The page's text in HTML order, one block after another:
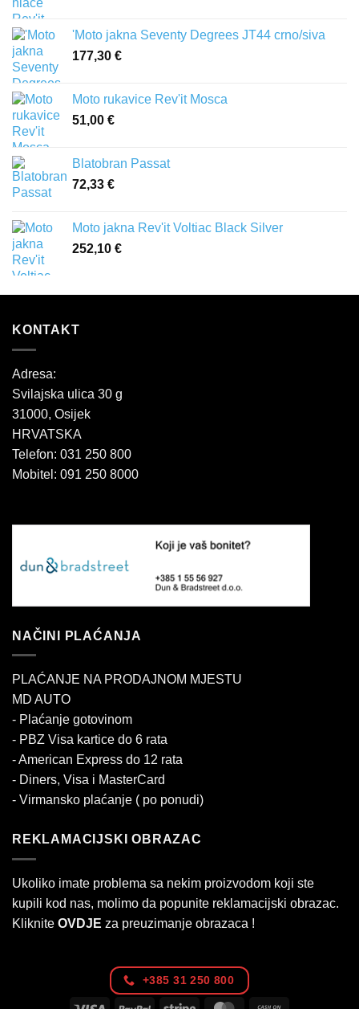
'Moto jakna Seventy Degrees JT44 crno/siva
177,30 €
Moto rukavice Rev'it Mosca
51,00 €
Blatobran Passat
72,33 €
Moto jakna Rev'it Voltiac Black Silver
252,10 €
KONTAKT
Adresa:
Svilajska ulica 30 g
31000, Osijek
HRVATSKA
Telefon: 031 250 800
Mobitel: 091 250 8000
NAČINI PLAĆANJA
PLAĆANJE NA PRODAJNOM MJESTU
MD AUTO
- Plaćanje gotovinom
- PBZ Visa kartice do 6 rata
- American Express do 12 rata
- Diners, Visa i MasterCard
- Virmansko plaćanje ( po ponudi)
REKLAMACIJSKI OBRAZAC
Ukoliko imate problema sa nekim proizvodom koji ste
kupili kod nas, molimo da popunite reklamacijski obrazac.
Kliknite OVDJE za preuzimanje obrazaca !
+385 31 250 800